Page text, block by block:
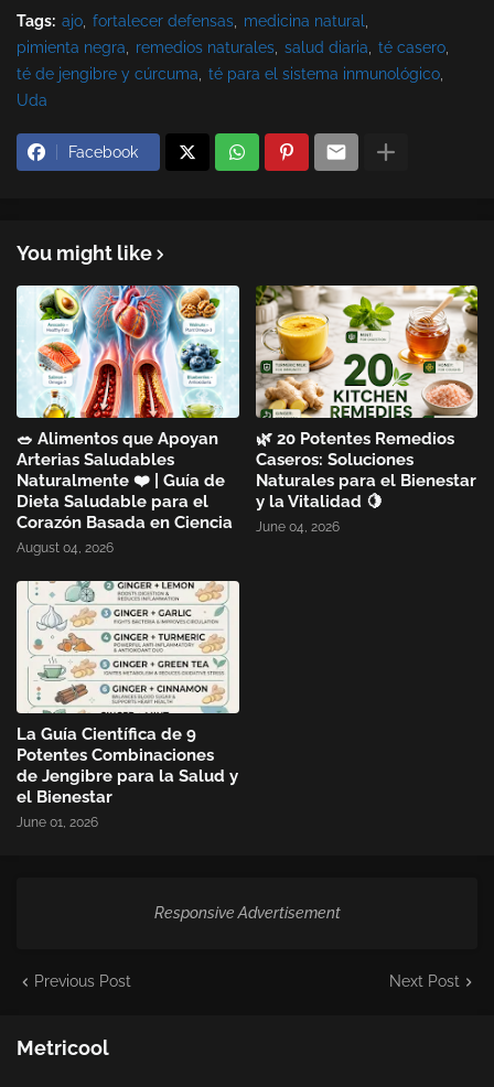
Tags: ajo fortalecer defensas
medicina natural
pimienta negra
remedios naturales salud diaria
té casero
té de jengibre y cúrcuma
té para el sistema inmunológico
Uda
Facebook
You might like
🥗 Alimentos que Apoyan
Arterias Saludables
Naturalmente ❤️ | Guía de
Dieta Saludable para el
Corazón Basada en Ciencia
August 04, 2026
🌿 20 Potentes Remedios
Caseros: Soluciones
Naturales para el Bienestar
y la Vitalidad 🍋
June 04, 2026
La Guía Científica de 9
Potentes Combinaciones
de Jengibre para la Salud y
el Bienestar
June 01, 2026
Responsive Advertisement
Previous Post Next Post
Metricool